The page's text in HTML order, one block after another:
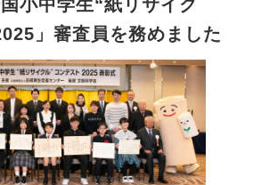
小中学生“紙リサイク
」審査員を務めました